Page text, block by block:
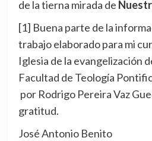
de la tierna mirada de
[1] Buena parte de la
trabajo elaborado para mi
Iglesia de la evangelización
Facultad de Teología
por Rodrigo Pereira Vaz
gratitud.
José Antonio Benito